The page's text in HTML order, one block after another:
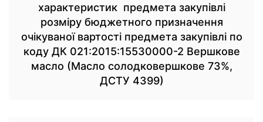
характеристик предмета закупівлі
розміру бюджетного призначення
очікуваної вартості предмета закупівлі по
коду ДК 021:2015:15530000-2 Вершкове
масло (Масло солодковершкове 73%,
ДСТУ 4399)